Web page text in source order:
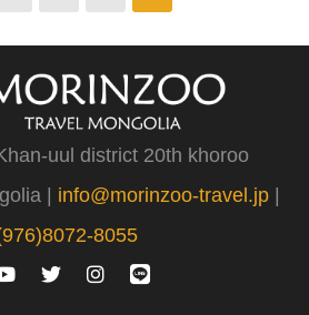
uul district 20th khoroo
| info@morinzoo-travel.jp|
8055